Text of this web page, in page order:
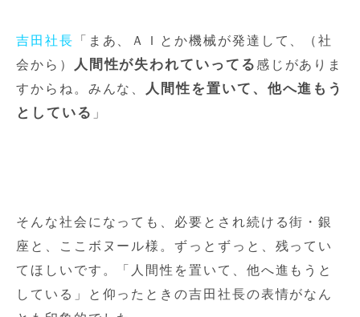
吉田社長 「まあ、ＡＩとか機械が発達して、（社
会から）
人間性が失われていってる 感じがありま
すからね。みんな、
人間性を置いて、他へ進もう
としている 」
そんな社会になっても、必要とされ続ける街・銀
座と、ここボヌール様。ずっとずっと、残ってい
てほしいです。「人間性を置いて、他へ進もうと
している」と仰ったときの吉田社長の表情がなん